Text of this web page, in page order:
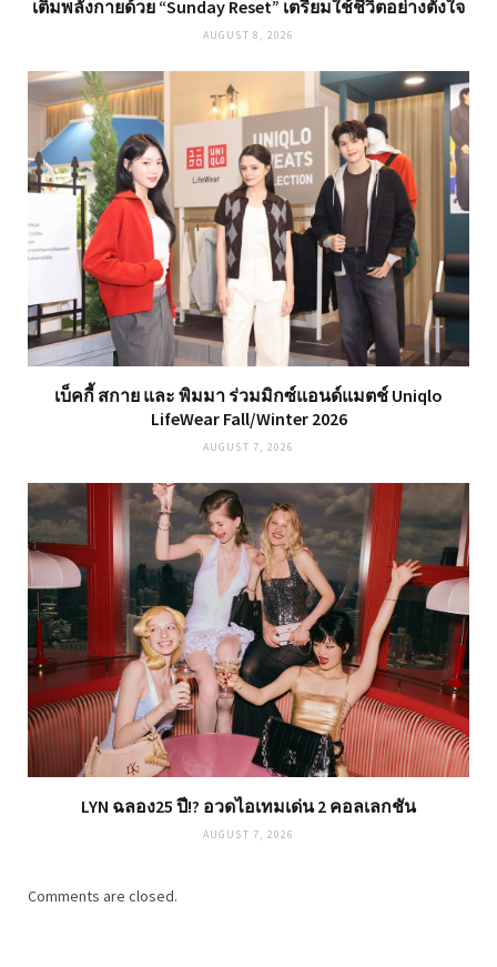
เติมพลังกายด้วย “Sunday Reset” เตรียมใช้ชีวิตอย่างตั้งใจ
AUGUST 8, 2026
เบ็คกี้ สกาย และ พิมมา ร่วมมิกซ์แอนด์แมตช์ Uniqlo
LifeWear Fall/Winter 2026
AUGUST 7, 2026
LYN ฉลอง25 ปี!? อวดไอเทมเด่น 2 คอลเลกชัน
AUGUST 7, 2026
Comments are closed.